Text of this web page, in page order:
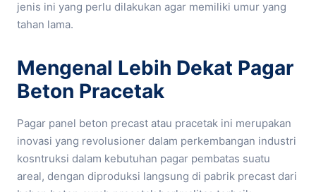
jenis ini yang perlu dilakukan agar memiliki umur yang
tahan lama.
Mengenal Lebih Dekat Pagar
Beton Pracetak
Pagar panel beton precast atau pracetak ini merupakan
inovasi yang revolusioner dalam perkembangan industri
kosntruksi dalam kebutuhan pagar pembatas suatu
areal, dengan diproduksi langsung di pabrik precast dari